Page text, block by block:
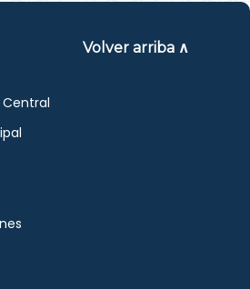
Volver arriba ∧